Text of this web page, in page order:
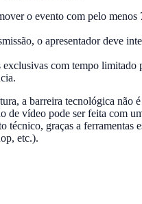
o evento com pelo menos
o apresentador deve
exclusivas com tempo limitado
a barreira tecnológica não
de vídeo pode ser feita com
técnico, graças a ferramentas
etc.).